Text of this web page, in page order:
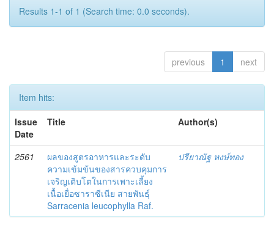
Results 1-1 of 1 (Search time: 0.0 seconds).
previous 1 next
Item hits:
Issue
Date
Title Author(s)
2561
ผลของสูตรอาหารและระดับ
ความเข้มข้นของสารควบคุมการ
เจริญเติบโตในการเพาะเลี้ยง
เนื้อเยื่อซาราซีเนีย สายพันธุ์
Sarracenia leucophylla Raf.
ปรียาณัฐ หงษ์ทอง